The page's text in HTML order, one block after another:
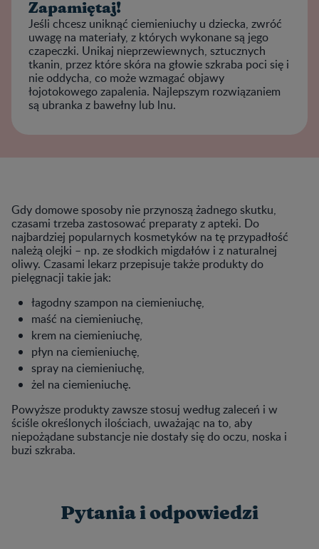
Zapamiętaj!
Jeśli chcesz uniknąć ciemieniuchy u dziecka, zwróć
uwagę na materiały, z których wykonane są jego
czapeczki. Unikaj nieprzewiewnych, sztucznych
tkanin, przez które skóra na głowie szkraba poci się i
nie oddycha, co może wzmagać objawy
łojotokowego zapalenia. Najlepszym rozwiązaniem
są ubranka z bawełny lub lnu.
Gdy domowe sposoby nie przynoszą żadnego skutku,
czasami trzeba zastosować preparaty z apteki. Do
najbardziej popularnych kosmetyków na tę przypadłość
należą olejki – np. ze słodkich migdałów i z naturalnej
oliwy. Czasami lekarz przepisuje także produkty do
pielęgnacji takie jak:
łagodny szampon na ciemieniuchę,
maść na ciemieniuchę,
krem na ciemieniuchę,
płyn na ciemieniuchę,
spray na ciemieniuchę,
żel na ciemieniuchę.
Powyższe produkty zawsze stosuj według zaleceń i w
ściśle określonych ilościach, uważając na to, aby
niepożądane substancje nie dostały się do oczu, noska i
buzi szkraba.
Pytania i odpowiedzi